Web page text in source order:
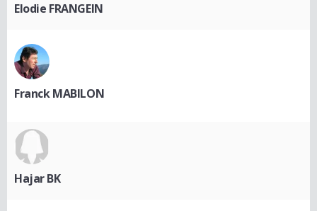
Elodie FRANGEIN
Franck MABILON
Hajar BK